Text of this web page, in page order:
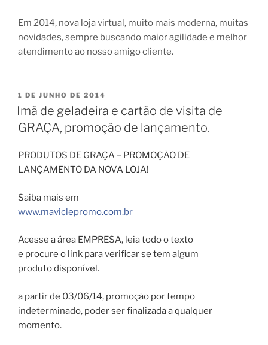
Em 2014, nova loja virtual, muito mais moderna, muitas
novidades, sempre buscando maior agilidade e melhor
atendimento ao nosso amigo cliente.
PUBLICADO
EM
1 DE JUNHO DE 2014
Imã de geladeira e cartão de visita de
GRAÇA, promoção de lançamento.
PRODUTOS DE GRAÇA – PROMOÇÃO DE
LANÇAMENTO DA NOVA LOJA!
Saiba mais em
www.maviclepromo.com.br
Acesse a área EMPRESA, leia todo o texto
e procure o link para verificar se tem algum
produto disponível.
a partir de 03/06/14, promoção por tempo
indeterminado, poder ser finalizada a qualquer
momento.